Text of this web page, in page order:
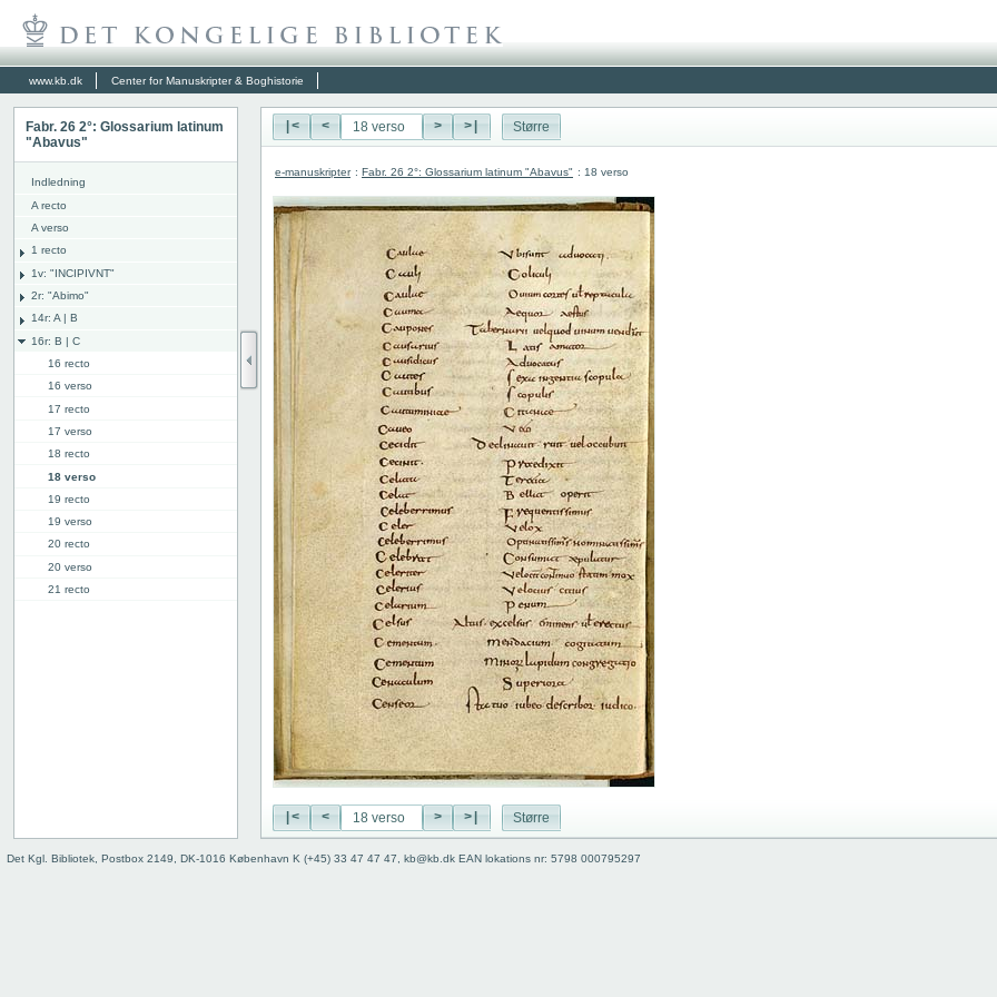
www.kb.dk Center for Manuskripter & Boghistorie
Fabr. 26 2°: Glossarium latinum
"Abavus"
Indledning
A recto
A verso
1 recto
1v: "INCIPIVNT"
2r: "Abimo"
14r: A | B
16r: B | C
16 recto
16 verso
17 recto
17 verso
18 recto
18 verso
19 recto
19 verso
20 recto
20 verso
21 recto
26 verso
27 recto
|< < > >| Større
e-manuskripter : Fabr. 26 2°: Glossarium latinum "Abavus" : 18 verso
|< < > >| Større
Det Kgl. Bibliotek, Postbox 2149, DK-1016 København K (+45) 33 47 47 47, kb@kb.dk EAN lokations nr: 5798 000795297